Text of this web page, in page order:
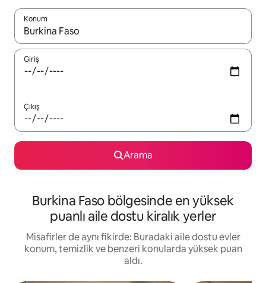
Konum
Sonuçlar kullanılabilir olduğunda yukarı ve aşağı oklarıyla
Giriş
Çıkış
Arama
Burkina Faso bölgesinde en yüksek
puanlı aile dostu kiralık yerler
Misafirler de aynı fikirde: Buradaki aile dostu evler
konum, temizlik ve benzeri konularda yüksek puan
aldı.